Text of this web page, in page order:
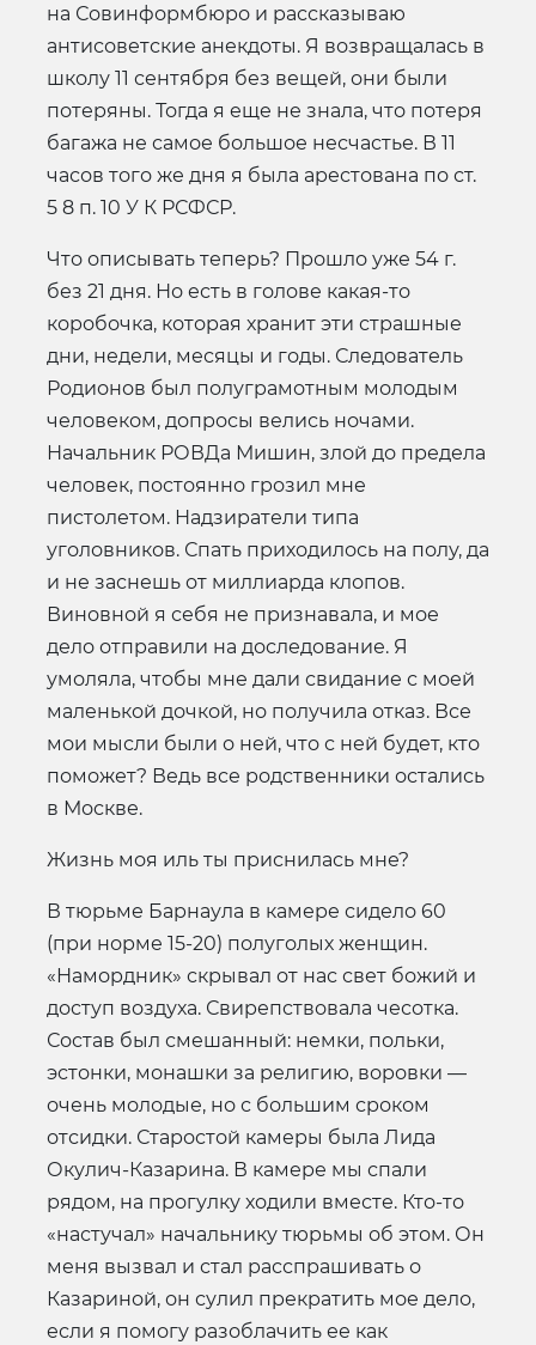
на Совинформбюро и рассказываю
антисоветские анекдоты. Я возвращалась в
школу 11 сентября без вещей, они были
потеряны. Тогда я еще не знала, что потеря
багажа не самое большое несчастье. В 11
часов того же дня я была арестована по ст.
5 8 п. 10 У К РСФСР.
Что описывать теперь? Прошло уже 54 г.
без 21 дня. Но есть в голове какая-то
коробочка, которая хранит эти страшные
дни, недели, месяцы и годы. Следователь
Родионов был полуграмотным молодым
человеком, допросы велись ночами.
Начальник РОВДа Мишин, злой до предела
человек, постоянно грозил мне
пистолетом. Надзиратели типа
уголовников. Спать приходилось на полу, да
и не заснешь от миллиарда клопов.
Виновной я себя не признавала, и мое
дело отправили на доследование. Я
умоляла, чтобы мне дали свидание с моей
маленькой дочкой, но получила отказ. Все
мои мысли были о ней, что с ней будет, кто
поможет? Ведь все родственники остались
в Москве.
Жизнь моя иль ты приснилась мне?
В тюрьме Барнаула в камере сидело 60
(при норме 15-20) полуголых женщин.
«Намордник» скрывал от нас свет божий и
доступ воздуха. Свирепствовала чесотка.
Состав был смешанный: немки, польки,
эстонки, монашки за религию, воровки —
очень молодые, но с большим сроком
отсидки. Старостой камеры была Лида
Окулич-Казарина. В камере мы спали
рядом, на прогулку ходили вместе. Кто-то
«настучал» начальнику тюрьмы об этом. Он
меня вызвал и стал расспрашивать о
Казариной, он сулил прекратить мое дело,
если я помогу разоблачить ее как